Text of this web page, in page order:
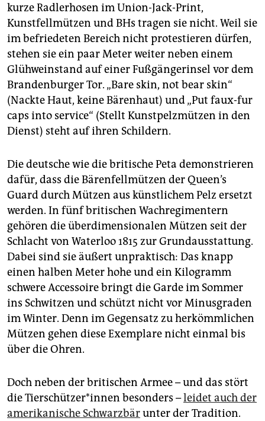
genossenschaft
epaper login
kurze Radlerhosen im Union-Jack-Print,
Kunstfellmützen und BHs tragen sie nicht. Weil sie
im befriedeten Bereich nicht protestieren dürfen,
stehen sie ein paar Meter weiter neben einem
Glühweinstand auf einer Fußgängerinsel vor dem
Brandenburger Tor. „Bare skin, not bear skin“
(Nackte Haut, keine Bärenhaut) und „Put faux-fur
caps into service“ (Stellt Kunstpelzmützen in den
Dienst) steht auf ihren Schildern.
Die deutsche wie die britische Peta demonstrieren
dafür, dass die Bärenfellmützen der Queen’s
Guard durch Mützen aus künstlichem Pelz ersetzt
werden. In fünf britischen Wachregimentern
gehören die überdimensionalen Mützen seit der
Schlacht von Waterloo 1815 zur Grundausstattung.
Dabei sind sie äußert unpraktisch: Das knapp
einen halben Meter hohe und ein Kilogramm
schwere Accessoire bringt die Garde im Sommer
ins Schwitzen und schützt nicht vor Minusgraden
im Winter. Denn im Gegensatz zu herkömmlichen
Mützen gehen diese Exemplare nicht einmal bis
über die Ohren.
Doch neben der britischen Armee – und das stört
die Tier­schüt­ze­r*in­nen besonders –leidet auch der
amerikanische Schwarzbärunter der Tradition.